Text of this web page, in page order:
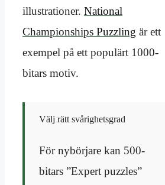
illustrationer. National
Championships Puzzling är ett
exempel på ett populärt 1000-
bitars motiv.
Välj rätt svårighetsgrad
För nybörjare kan 500-
bitars ”Expert puzzles”